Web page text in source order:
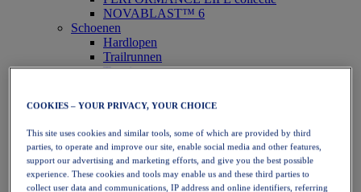
NOVABLAST™ 6
Schoenen
Hardlopen
Trailrunnen
Tennis
Handbal
Netbal
SportStyle
Bovenkleding
Sport-bh's
Tanktops
COOKIES – YOUR PRIVACY, YOUR CHOICE
This site uses cookies and similar tools, some of which are provided by third
parties, to operate and improve our site, enable social media and other features,
support our advertising and marketing efforts, and give you the best possible
experience. These cookies and tools may enable us and these third parties to
collect user data and communications, IP address and online identifiers, referring